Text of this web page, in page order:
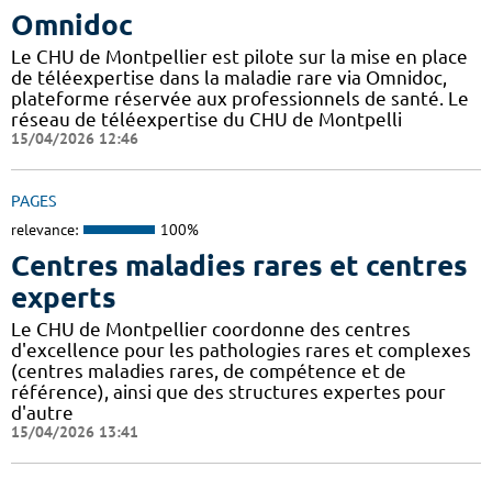
Omnidoc
Le CHU de Montpellier est pilote sur la mise en place
de téléexpertise dans la maladie rare via Omnidoc,
plateforme réservée aux professionnels de santé. Le
réseau de téléexpertise du CHU de Montpelli
15/04/2026 12:46
PAGES
relevance: 100%
Centres maladies rares et centres
experts
Le CHU de Montpellier coordonne des centres
d'excellence pour les pathologies rares et complexes
(centres maladies rares, de compétence et de
référence), ainsi que des structures expertes pour
d'autre
15/04/2026 13:41